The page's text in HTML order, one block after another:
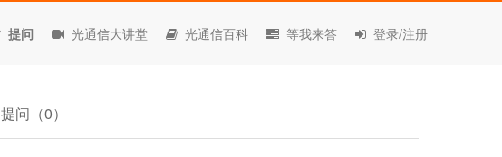
提问 光通信大讲堂 光通信百科 等我来答 登录/注册
提问 （0）